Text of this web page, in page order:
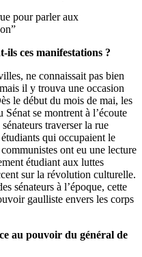
pour parler aux
ils ces manifestations ?
ne connaissait pas bien
il y trouva une occasion
le début du mois de mai, les
Sénat se montrent à l’écoute
traverser la rue
qui occupaient le
ont eu une lecture
étudiant aux luttes
sur la révolution culturelle.
sénateurs à l’époque, cette
gaulliste envers les corps
au pouvoir du général de